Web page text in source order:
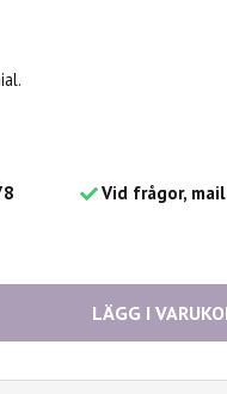
Vid frågor,
LÄGG I